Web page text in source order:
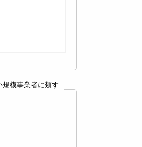
模事業者に類す